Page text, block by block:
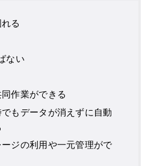
る
ない
作業ができる
もデータが消えずに自動
ジの利用や一元管理がで